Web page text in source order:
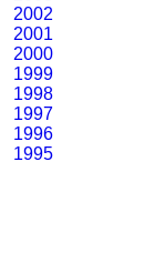
2002
2001
2000
1999
1998
1997
1996
1995